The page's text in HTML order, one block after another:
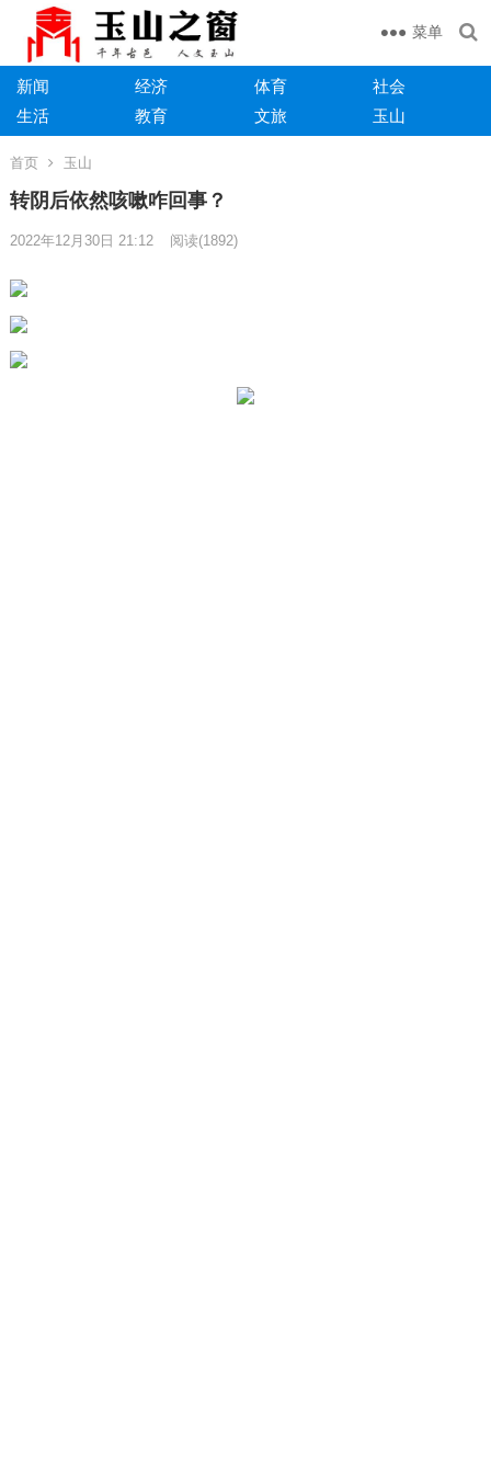
菜单
新闻 经济 体育
社会
生活
教育 文旅 玉山
首页 玉山
转阴后依然咳嗽咋回事？
2022年12月30日 21:12 阅读(1892)